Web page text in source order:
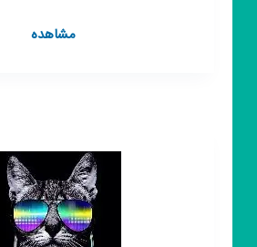
مشاهدهکانال
پلیر
🉐
🎭